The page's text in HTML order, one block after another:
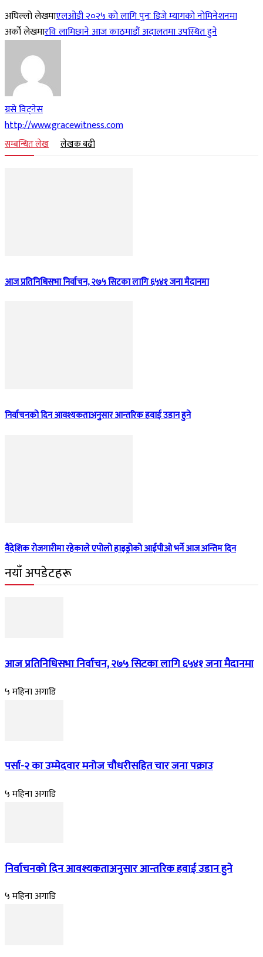
अघिल्लो लेखमाएलओडी २०२५ को लागि पुनः डिजे म्यागको नोमिनेशनमा
अर्को लेखमारवि लामिछाने आज काठमाडौं अदालतमा उपस्थित हुने
ग्रसे विट्नेस
http://www.gracewitness.com
सम्बन्धित लेख लेखक बढी
आज प्रतिनिधिसभा निर्वाचन, २७५ सिटका लागि ६५४१ जना मैदानमा
निर्वाचनको दिन आवश्यकताअनुसार आन्तरिक हवाई उडान हुने
वैदेशिक रोजगारीमा रहेकाले एपोलो हाइड्रोको आईपीओ भर्ने आज अन्तिम दिन
नयाँ अपडेटहरू
आज प्रतिनिधिसभा निर्वाचन, २७५ सिटका लागि ६५४१ जना मैदानमा
५ महिना अगाडि
पर्सा-२ का उम्मेदवार मनोज चौधरीसहित चार जना पक्राउ
५ महिना अगाडि
निर्वाचनको दिन आवश्यकताअनुसार आन्तरिक हवाई उडान हुने
५ महिना अगाडि